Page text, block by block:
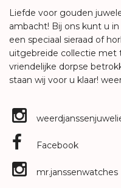
Liefde voor gouden
ambacht! Bij ons kunt u
een speciaal sieraad of
uitgebreide collectie met
vriendelijke dorpse
staan wij voor u klaar!
Facebook
mr.janssenwatches